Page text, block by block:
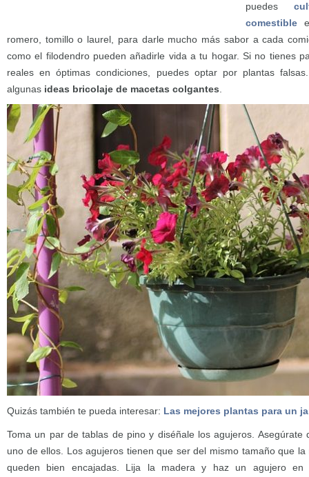
puedes
comestible
romero, tomillo o laurel, para darle mucho más sabor a cada
como el filodendro pueden añadirle vida a tu hogar. Si no tienes
reales en óptimas condiciones, puedes optar por plantas
algunas ideas bricolaje de macetas colgantes
Quizás también te pueda interesar: Las mejores plantas para un
Toma un par de tablas de pino y diséñale los agujeros.
uno de ellos. Los agujeros tienen que ser del mismo tamaño que
queden bien encajadas. Lija la madera y haz un agujero